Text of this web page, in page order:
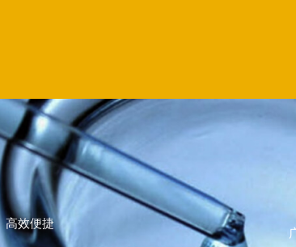
高效便捷